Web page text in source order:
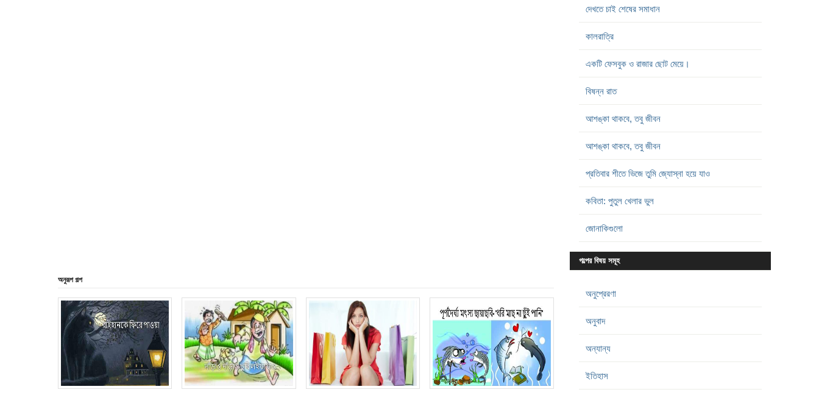
অনুরূপ গল্প
দেখতে চাই শেষের সমাধান
কালরাত্রি
একটি ফেসবুক ও রাজার ছোট মেয়ে।
বিষন্ন রাত
আশঙ্কা থাকবে, তবু জীবন
আশঙ্কা থাকবে, তবু জীবন
প্রতিবার শীতে ভিজে তুমি জ্যোস্না হয়ে যাও
কবিতা: পুতুল খেলার ভুল
জোনাকিগুলো
গল্পের বিষয় সমূহ
অনুপ্রেরণা
অনুবাদ
অন্যান্য
ইতিহাস